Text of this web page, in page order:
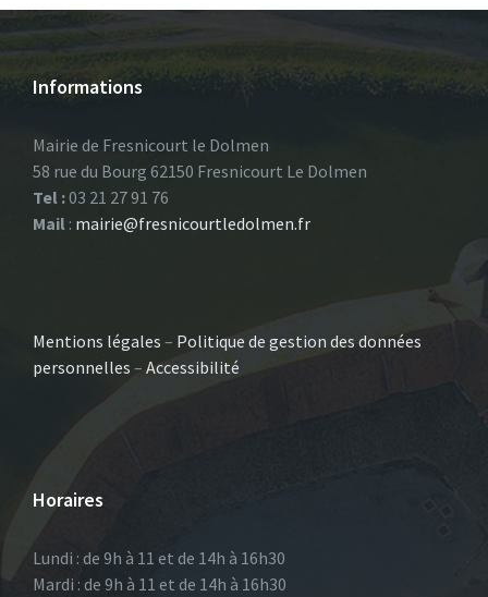
Informations
Mairie de Fresnicourt le Dolmen
58 rue du Bourg 62150 Fresnicourt Le Dolmen
Tel :03 21 27 91 76
Mail : mairie@fresnicourtledolmen.fr
Mentions légales – Politique de gestion des données
personnelles – Accessibilité
Horaires
Lundi : de 9h à 11 et de 14h à 16h30
Mardi : de 9h à 11 et de 14h à 16h30